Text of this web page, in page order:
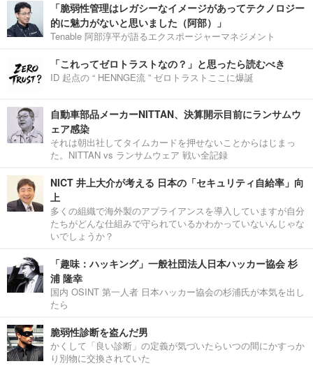
「脆弱性管理はレガシーなイメージがあってテクノロジー
的に魅力がないと思いました（阿部）」
Tenable 阿部淳平が語るエクスポージャーマネジメント
「これってゼロトラストなの？」と思ったら読むべき
ID 起点の “ HENNGE流 ” ゼロトラストここに爆誕
自動車部品メーカーNITTAN、決算開示目前にランサムウ
ェア感染
それは朝出社してタイムカードを押せないことからはじまっ
た。NITTAN vs ランサムウェア 戦い全記録
NICT 井上大介が考える 日本の「セキュリティ自給率」向
上
多くの組織で海外製のアプライアンスを導入していますが自分
たちがどんな仕組みで守られているかわかっていないんじゃな
いでしょうか？
「趣味：ハッキング」一般社団法人日本ハッカー協会 杉
浦 隆幸
国内 OSINT 第一人者 日本ハッカー協会の杉浦氏が本気を出し
たら
脆弱性診断を盗んだ男
かくして「良い診断」の定義が気づいたらいつの間にかすっか
り別物に交換されていた